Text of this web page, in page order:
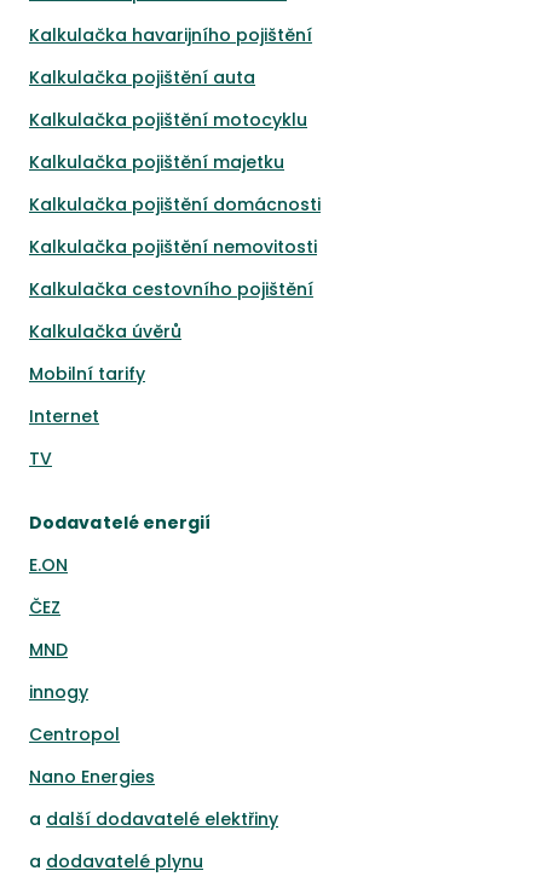
Kalkulačka havarijního pojištění
Kalkulačka pojištění auta
Kalkulačka pojištění motocyklu
Kalkulačka pojištění majetku
Kalkulačka pojištění domácnosti
Kalkulačka pojištění nemovitosti
Kalkulačka cestovního pojištění
Kalkulačka úvěrů
Mobilní tarify
Internet
TV
Dodavatelé energií
E.ON
ČEZ
MND
innogy
Centropol
Nano Energies
a další dodavatelé elektřiny
a dodavatelé plynu